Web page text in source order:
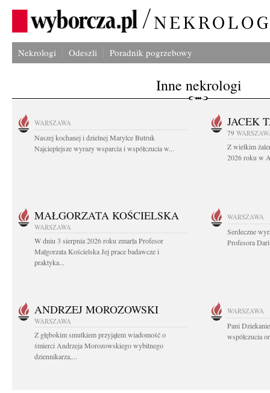
Nekrologi Odeszli Poradnik pogrzebowy
Inne nekrologi
WARSZAWA
Naszej kochanej i dzielnej Marylce Butruk
Najcieplejsze wyrazy wsparcia i współczucia w...
JACEK
79
Z wielkim
2026 roku w
MAŁGORZATA KOŚCIELSKA
WARSZAWA
W dniu 3 sierpnia 2026 roku zmarła Profesor
Małgorzata Kościelska Jej prace badawcze i
praktyka...
WARSZAWA
Serdeczne
Profesora
ANDRZEJ MOROZOWSKI
WARSZAWA
Z głębokim smutkiem przyjąłem wiadomość o
śmierci Andrzeja Morozowskiego wybitnego
dziennikarza,...
WARSZAWA
Pani
współczucia